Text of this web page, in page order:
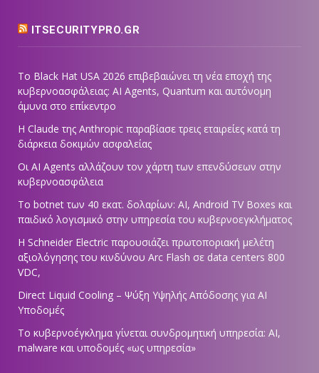
ITSECURITYPRO.GR
Το Black Hat USA 2026 επιβεβαιώνει τη νέα εποχή της
κυβερνοασφάλειας: AI Agents, Quantum και αυτόνομη
άμυνα στο επίκεντρο
Η Claude της Anthropic παραβίασε τρεις εταιρείες κατά τη
διάρκεια δοκιμών ασφαλείας
Οι AI Agents αλλάζουν τον χάρτη των επενδύσεων στην
κυβερνοασφάλεια
Το botnet των 40 εκατ. δολαρίων: AI, Android TV Boxes και
παιδικό λογισμικό στην υπηρεσία του κυβερνοεγκλήματος
Η Schneider Electric παρουσιάζει πρωτοποριακή μελέτη
αξιολόγησης του κινδύνου Arc Flash σε data centers 800
VDC,
Direct Liquid Cooling – Ψύξη Υψηλής Απόδοσης για AI
Υποδομές
Το κυβερνοέγκλημα γίνεται συνδρομητική υπηρεσία: AI,
malware και υποδομές «ως υπηρεσία»